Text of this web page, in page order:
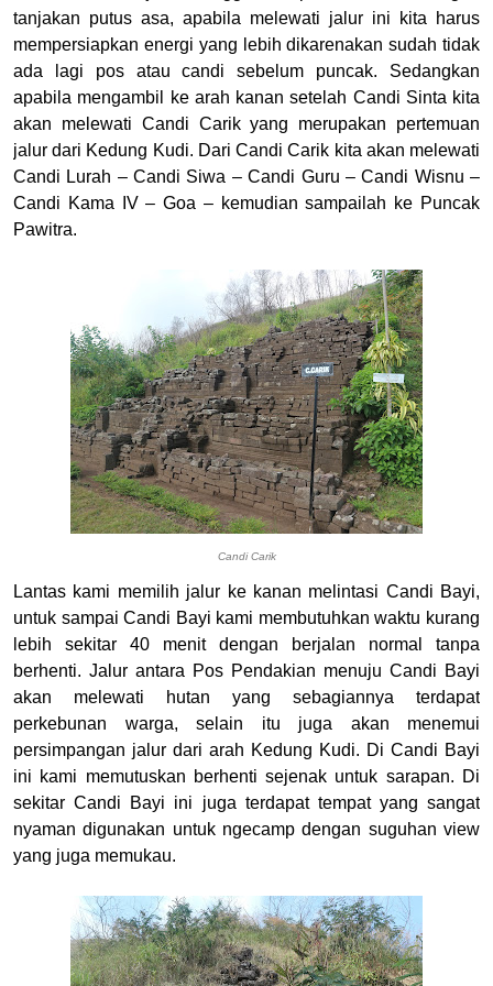
tanjakan putus asa, apabila melewati jalur ini kita harus
mempersiapkan energi yang lebih dikarenakan sudah tidak
ada lagi pos atau candi sebelum puncak. Sedangkan
apabila mengambil ke arah kanan setelah Candi Sinta kita
akan melewati Candi Carik yang merupakan pertemuan
jalur dari Kedung Kudi. Dari Candi Carik kita akan melewati
Candi Lurah – Candi Siwa – Candi Guru – Candi Wisnu –
Candi Kama IV – Goa – kemudian sampailah ke Puncak
Pawitra.
Candi Carik
Lantas kami memilih jalur ke kanan melintasi Candi Bayi,
untuk sampai Candi Bayi kami membutuhkan waktu kurang
lebih sekitar 40 menit dengan berjalan normal tanpa
berhenti. Jalur antara Pos Pendakian menuju Candi Bayi
akan melewati hutan yang sebagiannya terdapat
perkebunan warga, selain itu juga akan menemui
persimpangan jalur dari arah Kedung Kudi. Di Candi Bayi
ini kami memutuskan berhenti sejenak untuk sarapan. Di
sekitar Candi Bayi ini juga terdapat tempat yang sangat
nyaman digunakan untuk ngecamp dengan suguhan view
yang juga memukau.